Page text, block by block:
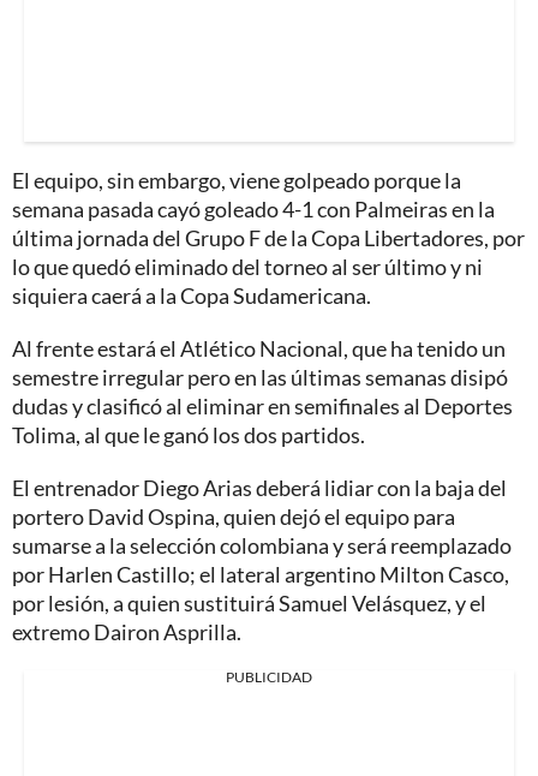
El equipo, sin embargo, viene golpeado porque la
semana pasada cayó goleado 4-1 con Palmeiras en la
última jornada del Grupo F de la Copa Libertadores, por
lo que quedó eliminado del torneo al ser último y ni
siquiera caerá a la Copa Sudamericana.
Al frente estará el Atlético Nacional, que ha tenido un
semestre irregular pero en las últimas semanas disipó
dudas y clasificó al eliminar en semifinales al Deportes
Tolima, al que le ganó los dos partidos.
El entrenador Diego Arias deberá lidiar con la baja del
portero David Ospina, quien dejó el equipo para
sumarse a la selección colombiana y será reemplazado
por Harlen Castillo; el lateral argentino Milton Casco,
por lesión, a quien sustituirá Samuel Velásquez, y el
extremo Dairon Asprilla.
PUBLICIDAD